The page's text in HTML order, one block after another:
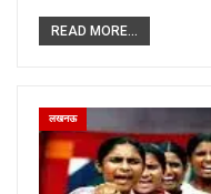
READ MORE...
लखनऊ